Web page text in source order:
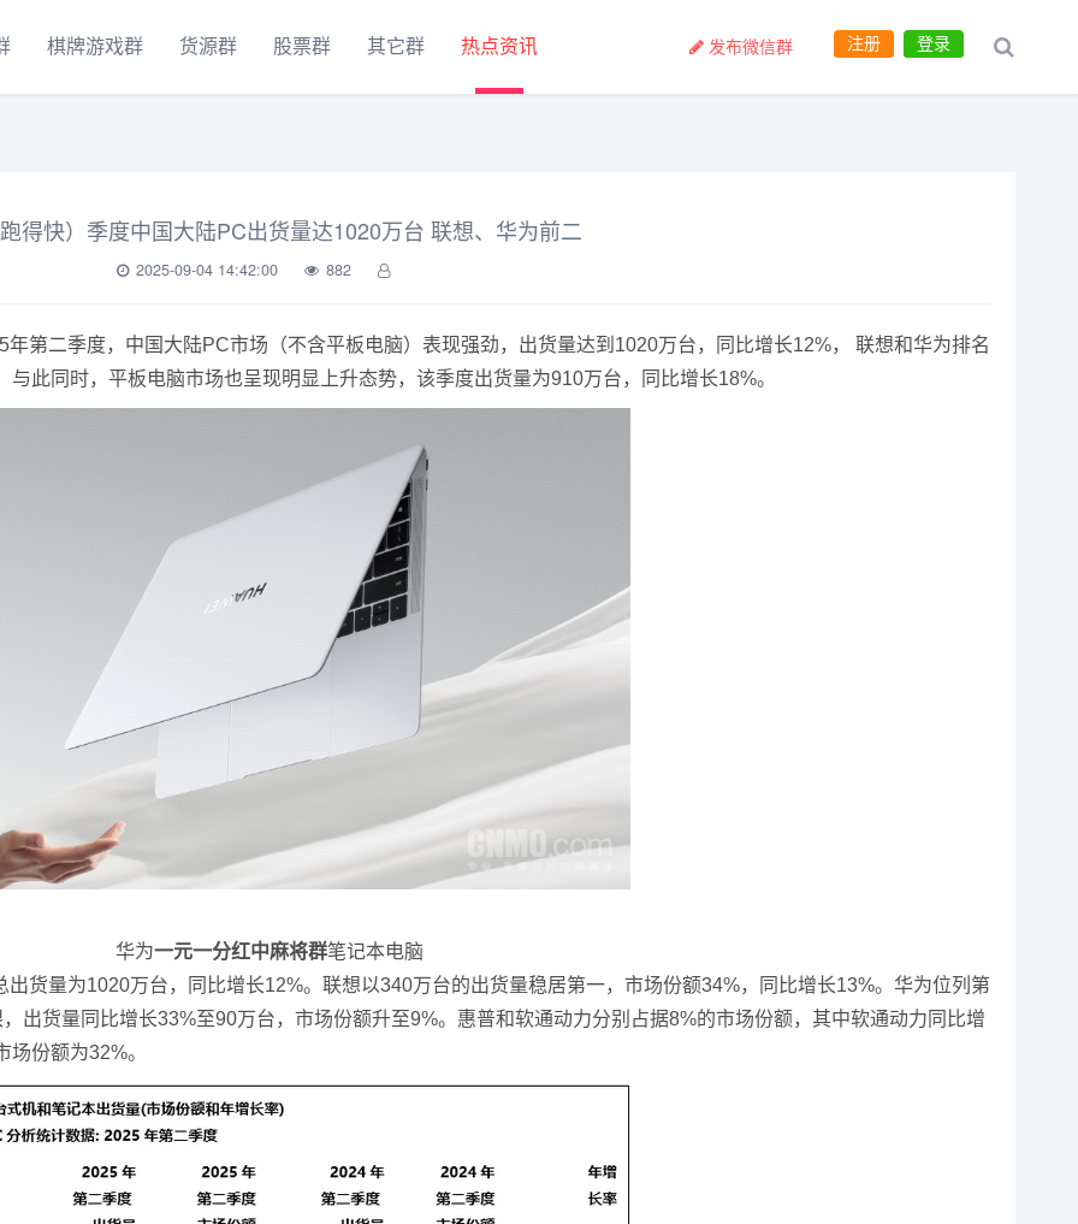
棋牌游戏群 货源群 股票群 其它群 热点资讯 登录
注册
发布微信群
得快）季度中国大陆PC出货量达1020万台 联想、华为前二
2025-09-04 14:42:00 882
年第二季度，中国大陆PC市场（不含平板电脑）表现强劲，出货量达到1020万台，同比增长12%， 联想和华为排名
此同时，平板电脑市场也呈现明显上升态势，该季度出货量为910万台，同比增长18%。
华为一元一分红中麻将群笔记本电脑
货量为1020万台，同比增长12%。联想以340万台的出货量稳居第一，市场份额34%，同比增长13%。华为位列第
出货量同比增长33%至90万台，市场份额升至9%。惠普和软通动力分别占据8%的市场份额，其中软通动力同比增
份额为32%。